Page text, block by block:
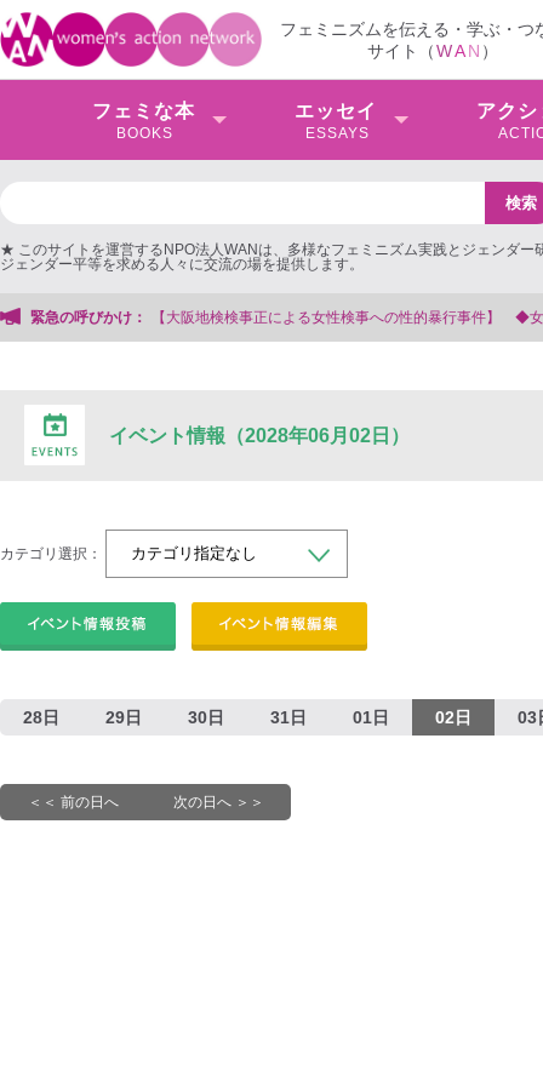
フェミニズムを伝える・学ぶ・つ
サイト（WAN ）
フェミな本
BOOKS
エッセイ
ESSAYS
アクシ
★ このサイトを運営するNPO法人WANは、多様なフェミニズム実践とジェンダー
ジェンダー平等を求める人々に交流の場を提供します。
緊急の呼びかけ：
地検検事正による女性検事への性的暴行事件】 ◆女性検事を支援する会事務局
イベント情報（2028年06月02日）
カテゴリ選択：
28日 29日 30日 31日 01日 02日 03
＜＜ 前の日へ 次の日へ ＞＞